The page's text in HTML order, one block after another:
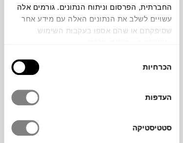
החברתית, הפרסום וניתוח הנתונים. גורמים אלה
עשויים לשלב את הנתונים האלה עם מידע אחר
שסיפקתם או שהם אספו בעקבות השימוש
הסכמה
הכרחיות
העדפות
סטטיסטיקה
₪3,860